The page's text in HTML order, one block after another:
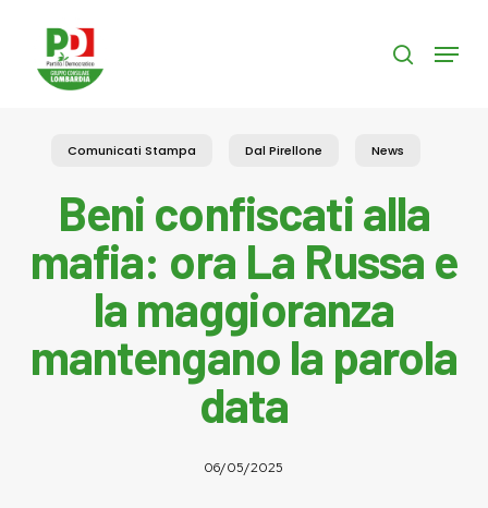
content
search
Menu
Comunicati Stampa Dal Pirellone News
Beni confiscati alla
mafia: ora La Russa e
la maggioranza
mantengano la parola
data
06/05/2025